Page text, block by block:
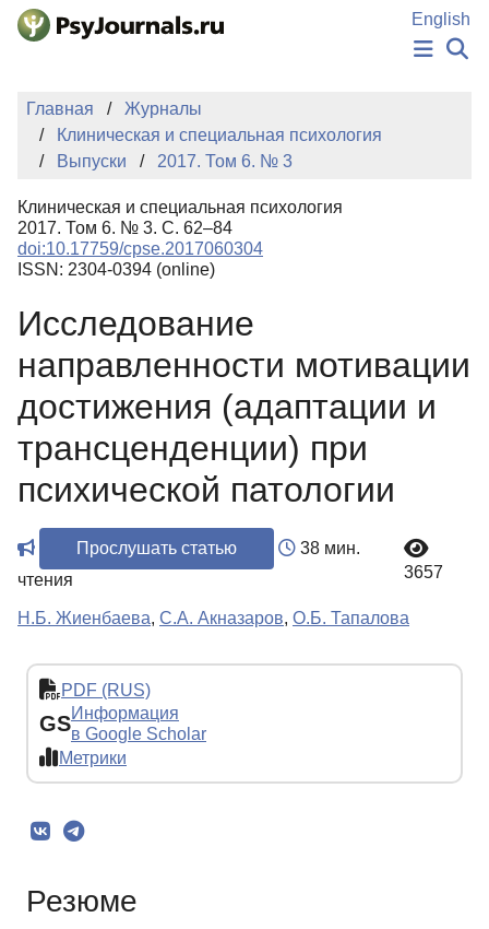
Перейти к основному содержанию
English
НОВОСТИ
АВТОРЫ
КЛЮЧЕВЫЕ СЛОВА
Регистрация
Главная
Журналы
Клиническая и специальная психология
Выпуски
2017. Том 6. № 3
Клиническая и специальная психология
2017. Том 6. № 3. С. 62–84
doi:10.17759/cpse.2017060304
ISSN: 2304-0394 (online)
Исследование
направленности мотивации
достижения (адаптации и
трансценденции) при
психической патологии
Прослушать статью
38 мин.
чтения
3657
Н.Б. Жиенбаева, С.А. Акназаров, О.Б. Тапалова
PDF (RUS)
GSИнформация
в Google Scholar
Метрики
Резюме